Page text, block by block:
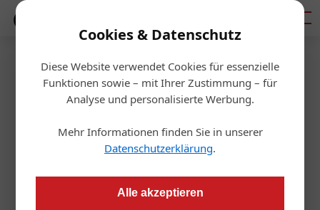
Cookies & Datenschutz
Diese Website verwendet Cookies für essenzielle
Funktionen sowie – mit Ihrer Zustimmung – für
Analyse und personalisierte Werbung.
Mehr Informationen finden Sie in unserer
Datenschutzerklärung.
Alle akzeptieren
Startseite/Bauträger
Wider die
Wasserverschwendung